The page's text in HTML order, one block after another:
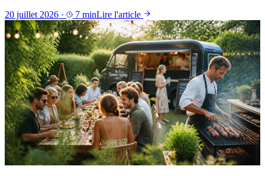
20 juillet 2026 · 7 minLire l'article